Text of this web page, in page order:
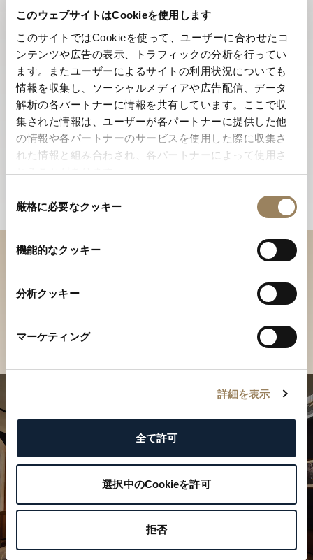
このウェブサイトはCookieを使用します
このサイトではCookieを使って、ユーザーに合わせたコ
ンテンツや広告の表示、トラフィックの分析を行ってい
ます。またユーザーによるサイトの利用状況についても
情報を収集し、ソーシャルメディアや広告配信、データ
解析の各パートナーに情報を共有しています。ここで収
集された情報は、ユーザーが各パートナーに提供した他
の情報や各パートナーのサービスを使用した際に収集さ
れた情報と組み合わされ、各パートナーによって使用さ
れることがあります。
厳格に必要なクッキー
機能的なクッキー
分析クッキー
マーケティング
詳細を表示
全て許可
選択中のCookieを許可
拒否
ブティックでコレクションを